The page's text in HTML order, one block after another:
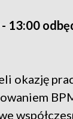
13:00
okazję